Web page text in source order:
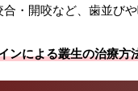
・開咬など、歯並び
ンによる叢生の治療方